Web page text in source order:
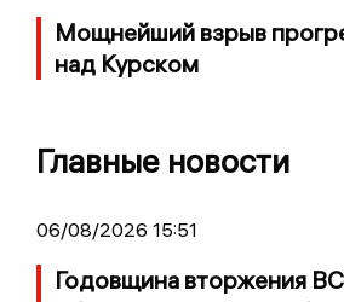
Мощнейший взрыв
над Курском
Главные новости
06/08/2026 15:51
Годовщина вторжения